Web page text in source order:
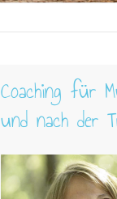
Coaching für
und nach der